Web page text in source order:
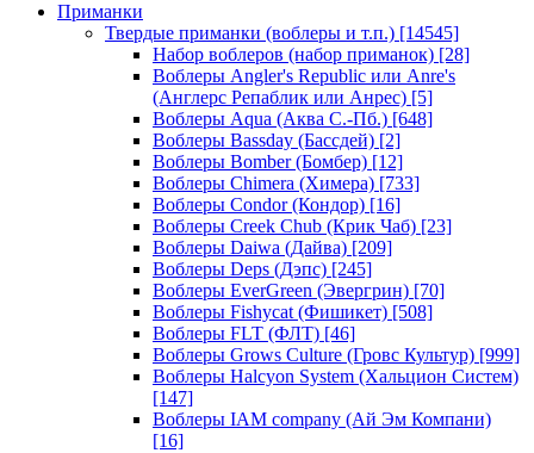
Приманки
Твердые приманки (воблеры и т.п.) [14545]
Набор воблеров (набор приманок) [28]
Воблеры Angler's Republic или Anre's
(Англерс Репаблик или Анрес) [5]
Воблеры Aqua (Аква С.-Пб.) [648]
Воблеры Bassday (Бассдей) [2]
Воблеры Bomber (Бомбер) [12]
Воблеры Chimera (Химера) [733]
Воблеры Condor (Кондор) [16]
Воблеры Creek Chub (Крик Чаб) [23]
Воблеры Daiwa (Дайва) [209]
Воблеры Deps (Дэпс) [245]
Воблеры EverGreen (Эвергрин) [70]
Воблеры Fishycat (Фишикет) [508]
Воблеры FLT (ФЛТ) [46]
Воблеры Grows Culture (Гровс Культур) [999]
Воблеры Halcyon System (Хальцион Систем)
[147]
Воблеры IAM company (Ай Эм Компани)
[16]